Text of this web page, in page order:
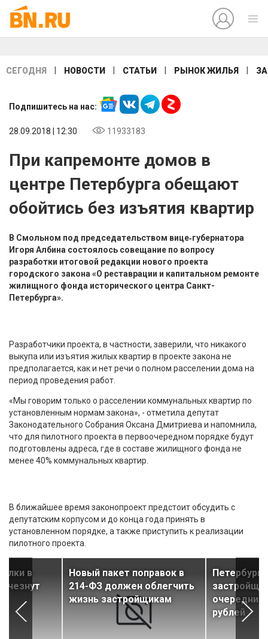
СЕГОДНЯ НОВОСТИ СТАТЬИ РЫНОК ЖИЛЬЯ
Подпишитесь на нас:
28.09.2018 | 12:30 11933183
При капремонте домов в
центре Петербурга обещают
обойтись без изъятия квартир
В Смольном под председательством вице‑губернатора
Игоря Албина состоялось совещание по вопросу
разработки итоговой редакции нового проекта
городского закона «О реставрации и капитальном ремонте
жилищного фонда исторического центра Санкт-
Петербурга».
Разработчики проекта, в частности, заверили, что никакого
выкупа или изъятия жилых квартир в проекте закона не
предполагается, как и нет речи о полном расселении дома на
период проведения работ.
«Мы говорим только о расселении коммунальных квартир по
установленным нормам закона», - отметила депутат
Законодательного Собрания Оксана Дмитриева и напомнила,
что для пилотного проекта в первоочередном порядке будут
подготовлены адреса, где в составе жилищного фонда не
менее 40% коммунальных квартир.
В ближайшее время законопроект предстоит обсудить с
депутатским корпусом и до конца года принять в
установленном порядке, а также приступить к реализации
пилотного проекта.
в
Новый пакет поправок в
214-ФЗ должен облегчить
жизнь застройщикам
Петербург
рублей